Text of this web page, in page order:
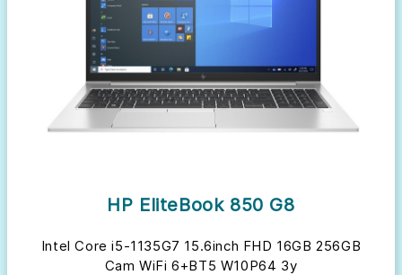
HP EliteBook 850 G8
Intel Core i5-1135G7 15.6inch FHD 16GB 256GB
Cam WiFi 6+BT5 W10P64 3y